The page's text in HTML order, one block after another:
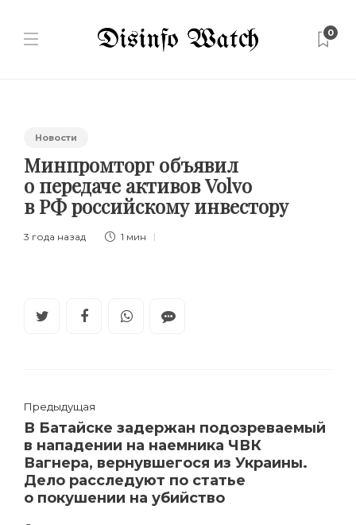
0
Новости
Минпромторг объявил
о передаче активов Volvo
в РФ российскому инвестору
3 года назад 1 мин
Предыдущая
В Батайске задержан подозреваемый
в нападении на наемника ЧВК
Вагнера, вернувшегося из Украины.
Дело расследуют по статье
о покушении на убийство